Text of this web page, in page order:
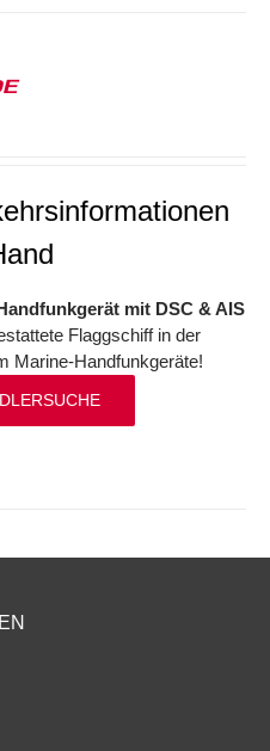
mit DSC & AIS
Flaggschiff in der
Marine-Handfunkgeräte!